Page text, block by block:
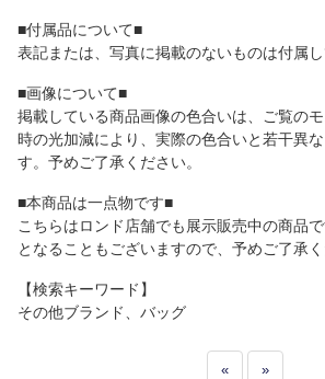
■付属品について■
表記または、写真に掲載のないものは付属し
■画像について■
掲載している商品画像の色合いは、ご覧の
時の光加減により、実際の色合いと若干異
す。予めご了承ください。
■本商品は一点物です■
こちらはロンド店舗でも展示販売中の商品
となることもございますので、予めご了承く
【検索キーワード】
その他ブランド、バッグ
« »